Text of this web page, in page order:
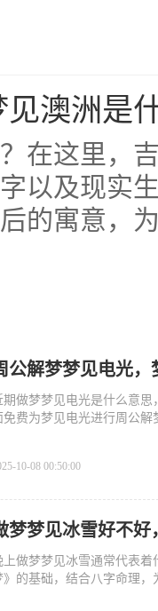
澳洲是
在这里，
以及现实
的寓意，
公解梦梦见电光
期做梦梦见电光是什么意
免费为梦见电光进行周公
10-08 00:50:00
梦梦见冰雪好不
上做梦梦见冰雪通常代表
》的基础，结合八字命理